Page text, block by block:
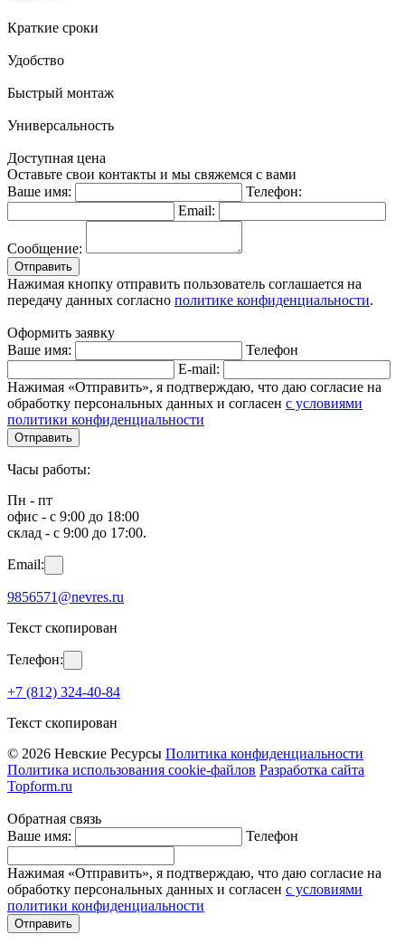
Краткие сроки
Удобство
Быстрый монтаж
Универсальность
Доступная цена
Оставьте свои контакты и мы свяжемся с вами
Ваше имя:
Телефон:
Email:
Сообщение:
Отправить
Нажимая кнопку отправить пользователь соглашается на
передачу данных согласно политике конфиденциальности.
Оформить заявку
Ваше имя:
Телефон
E-mail:
Нажимая «Отправить», я подтверждаю, что даю согласие на
обработку персональных данных и согласен с условиями
политики конфиденциальности
Отправить
Часы работы:
Пн - пт
офис - с 9:00 до 18:00
склад - с 9:00 до 17:00.
Email:
9856571@nevres.ru
Текст скопирован
Телефон:
+7 (812) 324-40-84
Текст скопирован
© 2026 Невские Ресурсы Политика конфиденциальности
Политика использования cookie-файлов Разработка сайта
Topform.ru
Обратная связь
Ваше имя:
Телефон
Нажимая «Отправить», я подтверждаю, что даю согласие на
обработку персональных данных и согласен с условиями
политики конфиденциальности
Отправить